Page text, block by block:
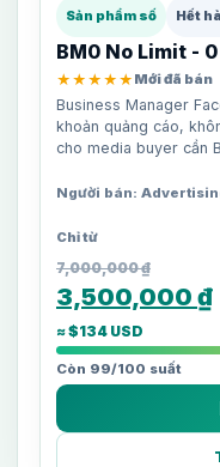
Sản phẩm số Hết
BM0 No Limit -
★★★★★ Mới đã bán
Business Manager
khoản quảng cáo,
cho media buyer cần
Người bán:
7,000,000₫
3,500,000 ₫
≈ $134 USD
Còn 99/100 suất